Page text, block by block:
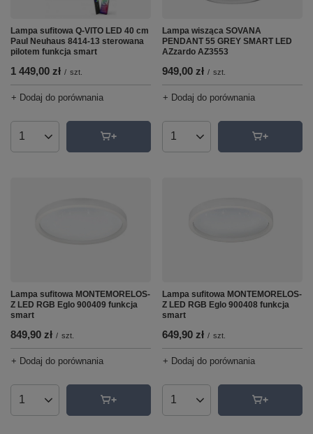
Lampa sufitowa Q-VITO LED 40 cm
Paul Neuhaus 8414-13 sterowana
pilotem funkcja smart
1 449,00 zł / szt.
+ Dodaj do porównania
Ilość produktów
Lampa wisząca SOVANA
PENDANT 55 GREY SMART LED
AZzardo AZ3553
949,00 zł / szt.
+ Dodaj do porównania
Ilość produktów
Lampa sufitowa MONTEMORELOS-
Z LED RGB Eglo 900409 funkcja
smart
849,90 zł / szt.
+ Dodaj do porównania
Ilość produktów
Lampa sufitowa MONTEMORELOS-
Z LED RGB Eglo 900408 funkcja
smart
649,90 zł / szt.
+ Dodaj do porównania
Ilość produktów